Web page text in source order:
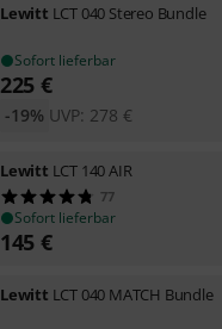
Lewitt LCT 040 Stereo Bundle
Sofort lieferbar
225 €
UVP: 278 €
-19%
Lewitt LCT 140 AIR
77
Sofort lieferbar
145 €
Lewitt LCT 040 MATCH Bundle